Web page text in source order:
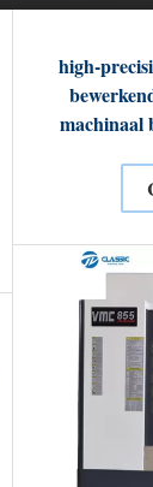
high-
machinaal